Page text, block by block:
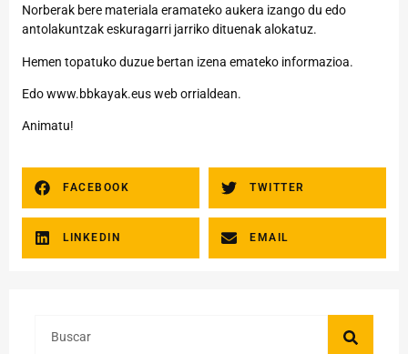
Norberak bere materiala eramateko aukera izango du edo
antolakuntzak eskuragarri jarriko dituenak alokatuz.
Hemen topatuko duzue bertan izena emateko informazioa.
Edowww.bbkayak.eusweb orrialdean.
Animatu!
FACEBOOK TWITTER
LINKEDIN EMAIL